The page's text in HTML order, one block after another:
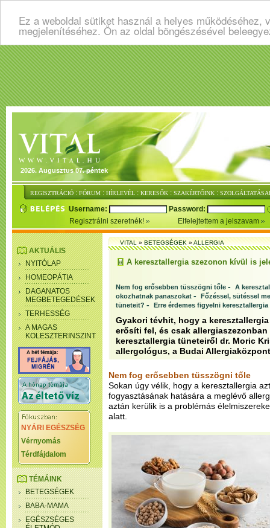
Ez a weboldal sütiket használ a helyes
megjelenítéséhez. Ön az oldal böngészésével
2026. Augusztus 07. péntek
REGISZTRÁCIÓ : FÓRUM : HÍRLEVÉL : KERESŐK : SZAKÉRTŐINK :
Username:
Password:
Regisztrálni szeretnék!
Elfelejtettem a jelszavam
AKTUÁLIS
NYITÓLAP
HOMEOPÁTIA
DAGANATOS
MEGBETEGEDÉSEK
TERHESSÉG
A MAGAS
KOLESZTERINSZINT
NYÁRI EGÉSZSÉG
Vérnyomás
Térdfájdalom
TÉMÁINK
BETEGSÉGEK
BABA-MAMA
EGÉSZSÉGES
VITAL»BETEGSÉGEK»ALLERGIA
A keresztallergia szezonon kívül is
Nem fog erősebben tüsszögni tőle - A
okozhatnak panaszokat - Főzéssel, sütéssel
tüneteit? - Erre érdemes figyelni keresztallergia
Gyakori tévhit, hogy a
erősíti fel, és csak allergiaszezonban
keresztallergia tüneteiről dr. Moric
allergológus, a Budai
Nem fog erősebben tüsszögni tőle
Sokan úgy vélik, hogy a keresztallergia
fogyasztásának hatására a meglévő
aztán kerülik is a problémás
alatt.